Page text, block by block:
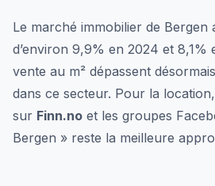
Le marché immobilier de Bergen
d’environ 9,9% en 2024 et 8,1%
vente au m² dépassent
dans ce secteur. Pour la
sur Finn.no et les groupes
Bergen » reste la meilleure